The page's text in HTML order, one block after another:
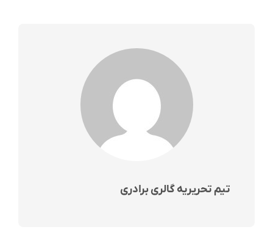
تیم تحریریه گالری برادری